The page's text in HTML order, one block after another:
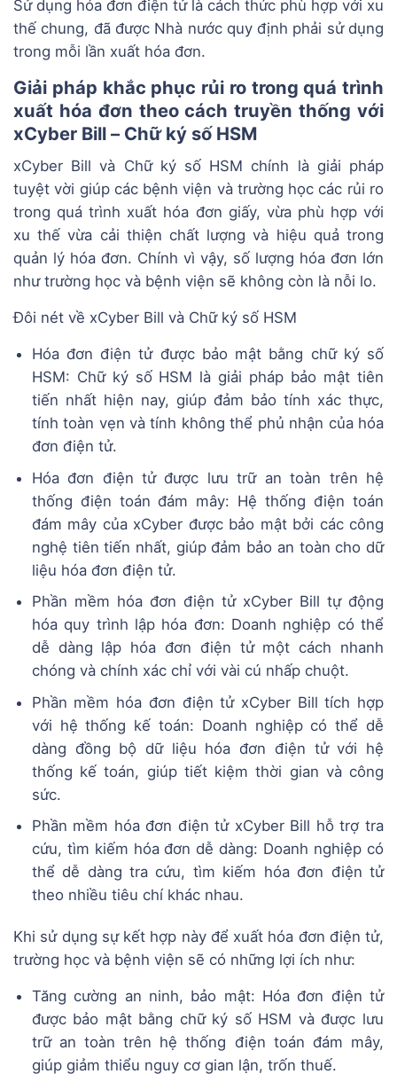
Sử dụng hóa đơn điện tử là cách thức phù hợp với xu
thế chung, đã được Nhà nước quy định phải sử dụng
trong mỗi lần xuất hóa đơn.
Giải pháp khắc phục rủi ro trong quá trình
xuất hóa đơn theo cách truyền thống với
xCyber Bill – Chữ ký số HSM
xCyber Bill và Chữ ký số HSM chính là giải pháp
tuyệt vời giúp các bệnh viện và trường học các rủi ro
trong quá trình xuất hóa đơn giấy, vừa phù hợp với
xu thế vừa cải thiện chất lượng và hiệu quả trong
quản lý hóa đơn. Chính vì vậy, số lượng hóa đơn lớn
như trường học và bệnh viện sẽ không còn là nỗi lo.
Đôi nét về xCyber Bill và Chữ ký số HSM
Hóa đơn điện tử được bảo mật bằng chữ ký số
HSM: Chữ ký số HSM là giải pháp bảo mật tiên
tiến nhất hiện nay, giúp đảm bảo tính xác thực,
tính toàn vẹn và tính không thể phủ nhận của hóa
đơn điện tử.
Hóa đơn điện tử được lưu trữ an toàn trên hệ
thống điện toán đám mây: Hệ thống điện toán
đám mây của xCyber được bảo mật bởi các công
nghệ tiên tiến nhất, giúp đảm bảo an toàn cho dữ
liệu hóa đơn điện tử.
Phần mềm hóa đơn điện tử xCyber Bill tự động
hóa quy trình lập hóa đơn: Doanh nghiệp có thể
dễ dàng lập hóa đơn điện tử một cách nhanh
chóng và chính xác chỉ với vài cú nhấp chuột.
Phần mềm hóa đơn điện tử xCyber Bill tích hợp
với hệ thống kế toán: Doanh nghiệp có thể dễ
dàng đồng bộ dữ liệu hóa đơn điện tử với hệ
thống kế toán, giúp tiết kiệm thời gian và công
sức.
Phần mềm hóa đơn điện tử xCyber Bill hỗ trợ tra
cứu, tìm kiếm hóa đơn dễ dàng: Doanh nghiệp có
thể dễ dàng tra cứu, tìm kiếm hóa đơn điện tử
theo nhiều tiêu chí khác nhau.
Khi sử dụng sự kết hợp này để xuất hóa đơn điện tử,
trường học và bệnh viện sẽ có những lợi ích như:
Tăng cường an ninh, bảo mật: Hóa đơn điện tử
được bảo mật bằng chữ ký số HSM và được lưu
trữ an toàn trên hệ thống điện toán đám mây,
giúp giảm thiểu nguy cơ gian lận, trốn thuế.